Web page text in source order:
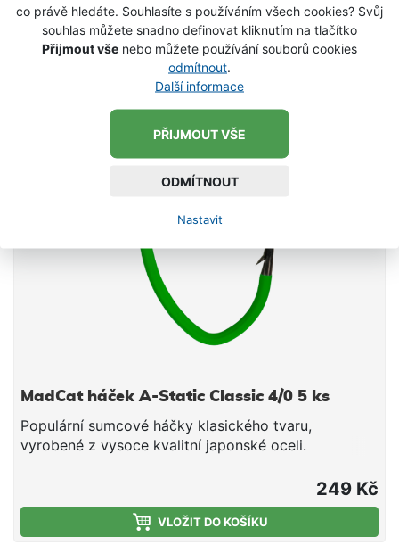
co právě hledáte. Souhlasíte s používáním všech cookies? Svůj
souhlas můžete snadno definovat kliknutím na tlačítko
Přijmout vše nebo můžete používání souborů cookies
odmítnout
Další informace
PŘIJMOUT VŠE
ODMÍTNOUT
Nastavit
Upozornění: gumový potah na háčku se může
opotřebovat vlivem používání, nevztahuje se na
něho záruka
VLOŽIT DO KOŠÍKU
MadCat háček A-Static Classic 4/0 5 ks
Populární sumcové háčky klasického tvaru,
vyrobené z vysoce kvalitní japonské oceli.
elektrického pole, které plaší sumce. A-Static
Upozornění: gumový potah na háčku se může
opotřebovat vlivem používání, nevztahuje se na
249 Kč
VLOŽIT DO KOŠÍKU